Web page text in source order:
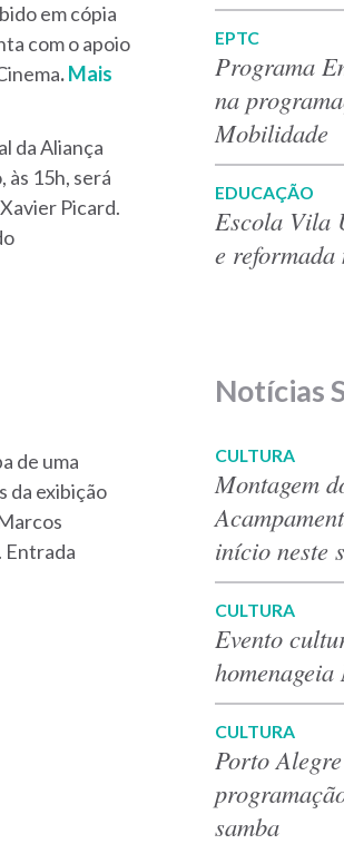
em cópia
com o apoio
.Mais
da Aliança
às 15h, será
Picard.
de uma
da exibição
Entrada
EPTC
Programa
na
Mobilidade
EDUCAÇÃO
Escola Vila
e reformada
Notícias
CULTURA
Montagem
início neste
CULTURA
Evento
CULTURA
Porto
samba